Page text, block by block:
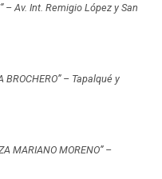
– Av. Int. Remigio López y San
BROCHERO” – Tapalqué y
MARIANO MORENO” –